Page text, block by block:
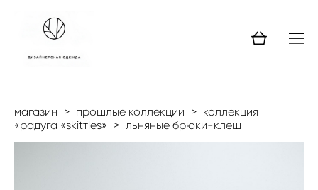
магазин > прошлые коллекции > коллекция
«радуга «skitтles»
> льняные брюки-клеш